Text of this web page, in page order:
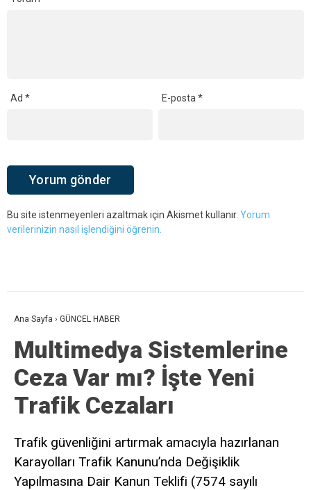
Ad * E-posta*
Bu site istenmeyenleri azaltmak için Akismet kullanır. Yorum
verilerinizin nasıl işlendiğini öğrenin.
Ana Sayfa › GÜNCEL HABER
Multimedya Sistemlerine
Ceza Var mı? İşte Yeni
Trafik Cezaları
Trafik güvenliğini artırmak amacıyla hazırlanan
Karayolları Trafik Kanunu’nda Değişiklik
Yapılmasına Dair Kanun Teklifi (7574 sayılı